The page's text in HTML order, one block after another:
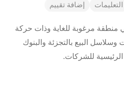
التعليمات إضافة تقييم
14 طابقاً في منطقة مرغوبة للغاية وذات حركة
البيع بالتجزئة والبنوك
الرئيسية للشركات.